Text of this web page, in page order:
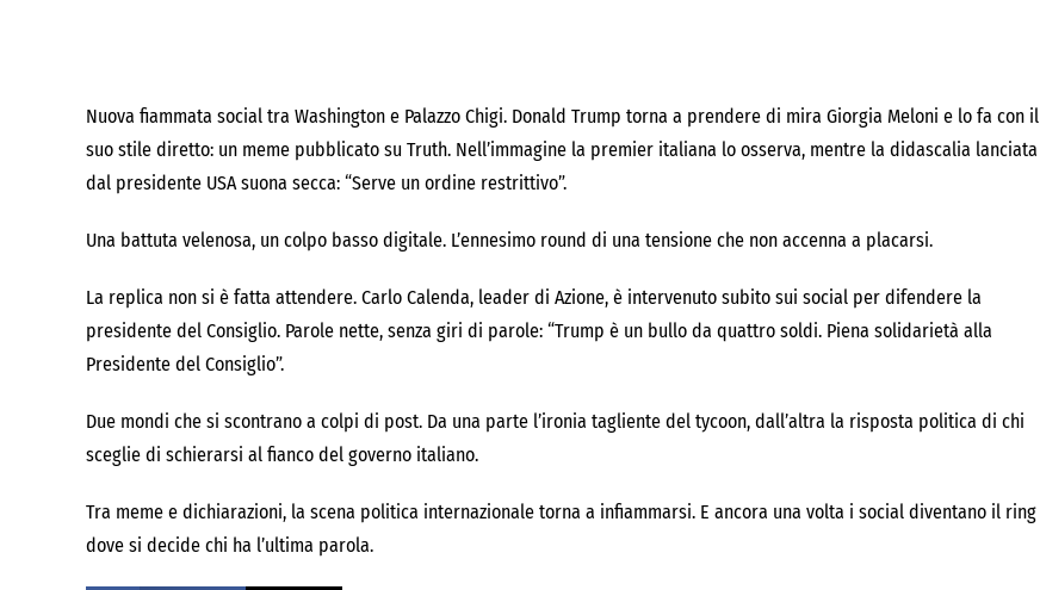
Nuova fiammata social tra Washington e Palazzo Chigi. Donald Trump torna a prendere di mira Giorgia Meloni e lo fa con il
suo stile diretto: un meme pubblicato su Truth. Nell’immagine la premier italiana lo osserva, mentre la didascalia lanciata
dal presidente USA suona secca: “Serve un ordine restrittivo”.
Una battuta velenosa, un colpo basso digitale. L’ennesimo round di una tensione che non accenna a placarsi.
La replica non si è fatta attendere. Carlo Calenda, leader di Azione, è intervenuto subito sui social per difendere la
presidente del Consiglio. Parole nette, senza giri di parole: “Trump è un bullo da quattro soldi. Piena solidarietà alla
Presidente del Consiglio”.
Due mondi che si scontrano a colpi di post. Da una parte l’ironia tagliente del tycoon, dall’altra la risposta politica di chi
sceglie di schierarsi al fianco del governo italiano.
Tra meme e dichiarazioni, la scena politica internazionale torna a infiammarsi. E ancora una volta i social diventano il ring
dove si decide chi ha l’ultima parola.